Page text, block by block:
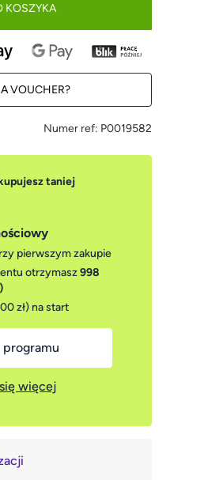
KOSZYKA
VOUCHER?
Numer ref: P0019582
taniej
pierwszym zakupie
otrzymasz998
zł) na start
programu
więcej